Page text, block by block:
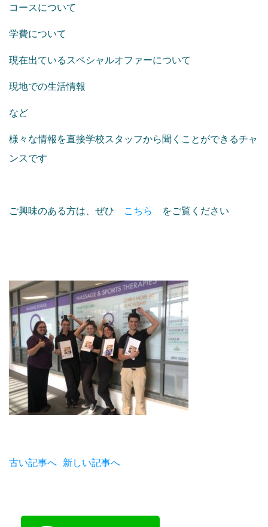
コースについて
学費について
現在出ているスペシャルオファーについて
現地での生活情報
など
様々な情報を直接学校スタッフから聞くことができるチャ
ンスです
ご興味のある方は、ぜひ こちら をご覧ください
古い記事へ 新しい記事へ